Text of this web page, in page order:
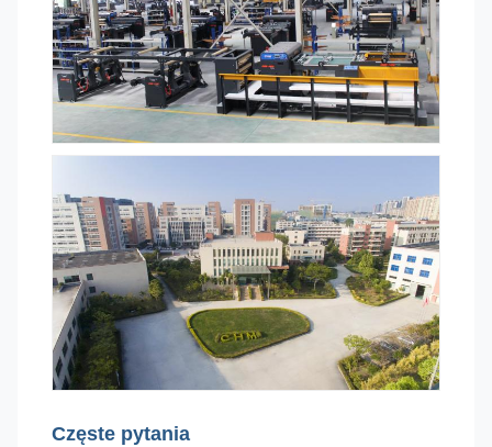
Częste pytania